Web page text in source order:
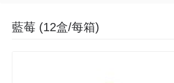
藍莓 (12盒/每箱)